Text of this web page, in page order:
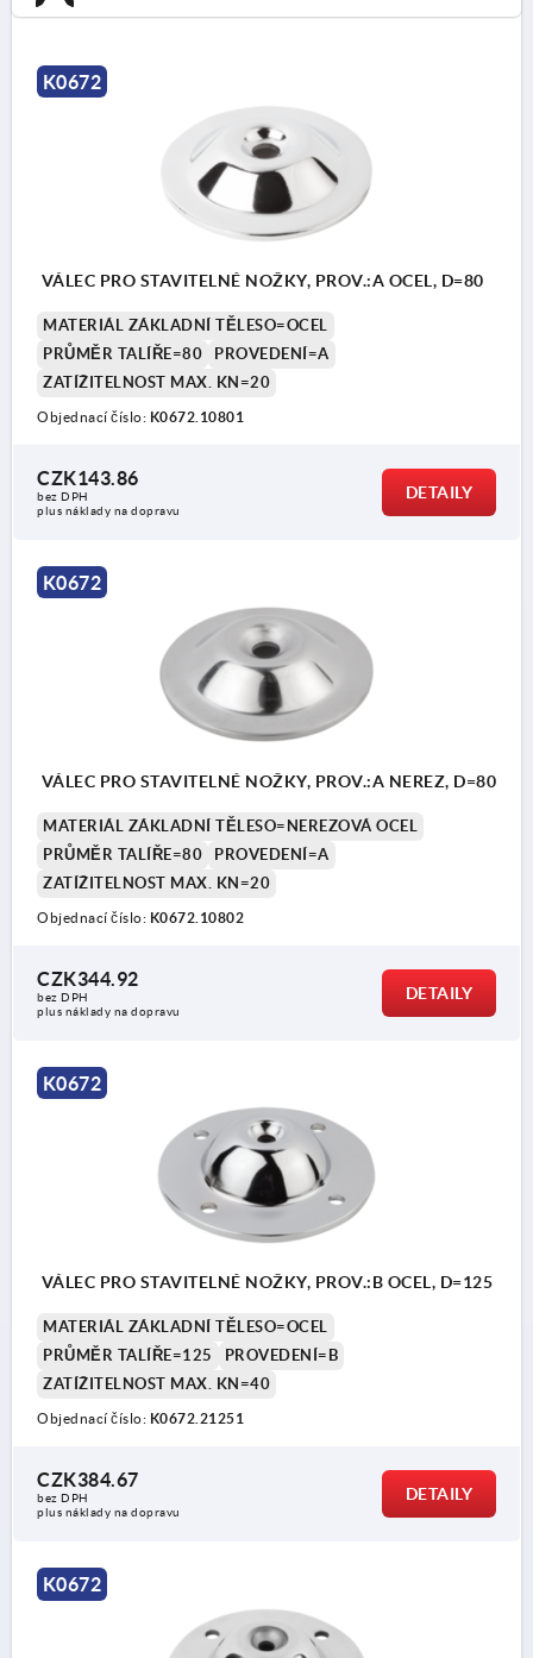
1) X při velikosti vřetena:
K0672
VÁLEC PRO STAVITELNÉ NOŽKY, PROV.:A OCEL, D=80
MATERIÁL ZÁKLADNÍ TĚLESO=OCEL
PRŮMĚR TALÍŘE=80
PROVEDENÍ=A
ZATÍŽITELNOST MAX. KN=20
Objednací číslo: K0672.10801
CZK143.86
bez DPH
plus náklady na dopravu
DETAILY
K0672
VÁLEC PRO STAVITELNÉ NOŽKY, PROV.:A NEREZ, D=80
MATERIÁL ZÁKLADNÍ TĚLESO=NEREZOVÁ OCEL
PRŮMĚR TALÍŘE=80
PROVEDENÍ=A
ZATÍŽITELNOST MAX. KN=20
Objednací číslo: K0672.10802
CZK344.92
bez DPH
plus náklady na dopravu
DETAILY
K0672
VÁLEC PRO STAVITELNÉ NOŽKY, PROV.:B OCEL, D=125
MATERIÁL ZÁKLADNÍ TĚLESO=OCEL
PRŮMĚR TALÍŘE=125
PROVEDENÍ=B
ZATÍŽITELNOST MAX. KN=40
Objednací číslo: K0672.21251
CZK384.67
bez DPH
plus náklady na dopravu
DETAILY
K0672